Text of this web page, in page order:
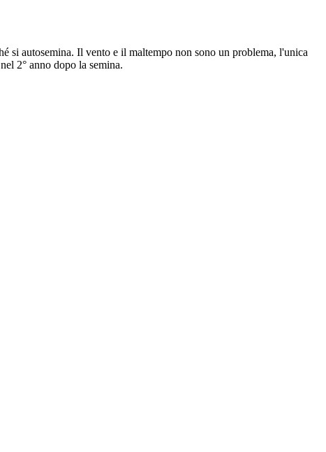
si autosemina. Il vento e il maltempo non sono un problema, l'unica
2° anno dopo la semina.